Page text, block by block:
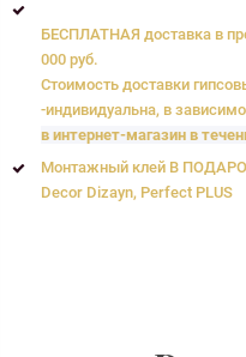
БЕСПЛАТНАЯ доставка в
000 руб.
Стоимость доставки
-индивидуальна, в
в интернет-магазин в
Монтажный клей В
Decor Dizayn, Perfect PLUS